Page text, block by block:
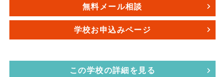
無料メール相談
学校お申込みページ
この学校の詳細を見る